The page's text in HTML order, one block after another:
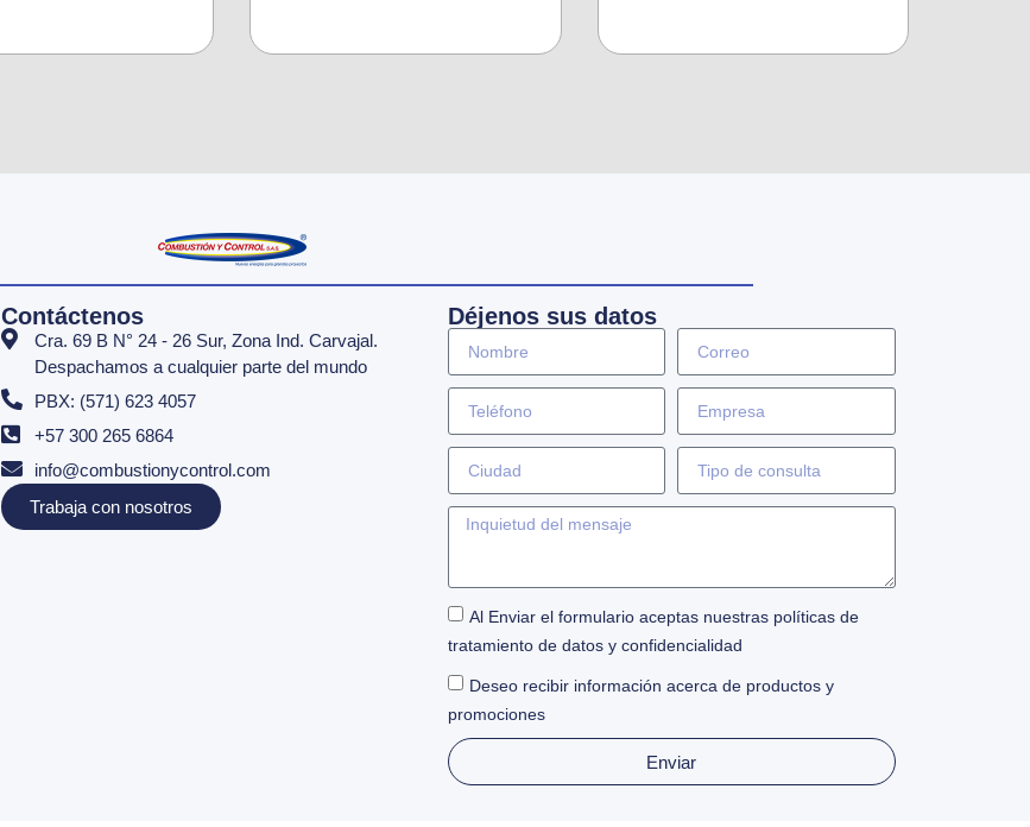
Contáctenos
Cra. 69 B N° 24 - 26 Sur, Zona Ind. Carvajal.
Despachamos a cualquier parte del mundo
PBX: (571) 623 4057
+57 300 265 6864
info@combustionycontrol.com
Trabaja con nosotros
Déjenos sus datos
Al Enviar el formulario aceptas nuestras políticas de
tratamiento de datos y confidencialidad
Deseo recibir información acerca de productos y
promociones
Enviar